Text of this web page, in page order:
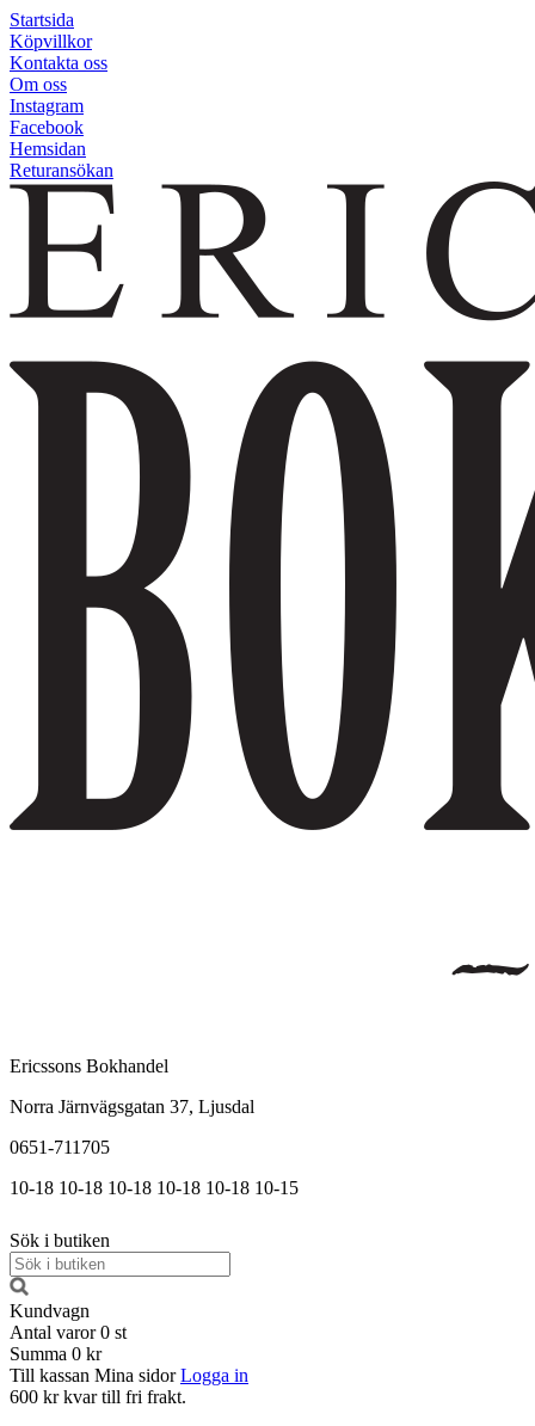
Startsida
Köpvillkor
Kontakta oss
Om oss
Instagram
Facebook
Hemsidan
Returansökan
Ericssons Bokhandel
Norra Järnvägsgatan 37, Ljusdal
0651-711705
10-18 10-18 10-18 10-18 10-18 10-15
Sök i butiken
Kundvagn
Antal varor 0 st
Summa 0 kr
Till kassan Mina sidor Logga in
600 kr kvar till fri frakt.